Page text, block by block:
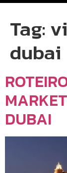
Tag:
dubai
DUBAI